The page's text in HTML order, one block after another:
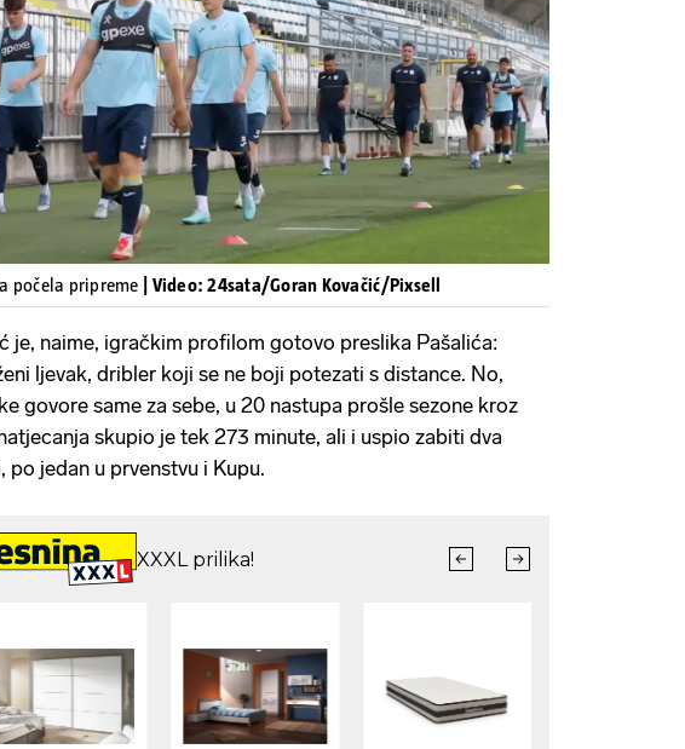
Pokretanje videa...
počela pripreme | Video: 24sata/Goran Kovačić/Pixsell
je, naime, igračkim profilom gotovo preslika Pašalića:
ljevak, dribler koji se ne boji potezati s distance. No,
govore same za sebe, u 20 nastupa prošle sezone kroz
skupio je tek 273 minute, ali i uspio zabiti dva
po jedan u prvenstvu i Kupu.